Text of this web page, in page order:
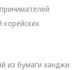
корейских
из бумаги ханджи